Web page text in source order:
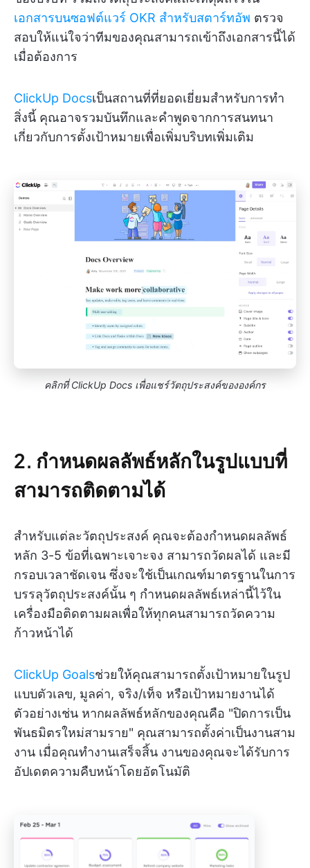
เอกสารบนซอฟต์แวร์ OKR สำหรับสตาร์ทอัพ ตรวจ
สอบให้แน่ใจว่าทีมของคุณสามารถเข้าถึงเอกสารนี้ได้
เมื่อต้องการ
ClickUp Docsเป็นสถานที่ที่ยอดเยี่ยมสำหรับการทำ
สิ่งนี้ คุณอาจรวมบันทึกและคำพูดจากการสนทนา
เกี่ยวกับการตั้งเป้าหมายเพื่อเพิ่มบริบทเพิ่มเติม
คลิกที่ ClickUp Docs เพื่อแชร์วัตถุประสงค์ขององค์กร
2. กำหนดผลลัพธ์หลักในรูปแบบที่
สามารถติดตามได้
สำหรับแต่ละวัตถุประสงค์ คุณจะต้องกำหนดผลลัพธ์
หลัก 3-5 ข้อที่เฉพาะเจาะจง สามารถวัดผลได้ และมี
กรอบเวลาชัดเจน ซึ่งจะใช้เป็นเกณฑ์มาตรฐานในการ
บรรลุวัตถุประสงค์นั้น ๆ กำหนดผลลัพธ์เหล่านี้ไว้ใน
เครื่องมือติดตามผลเพื่อให้ทุกคนสามารถวัดความ
ก้าวหน้าได้
ClickUp Goalsช่วยให้คุณสามารถตั้งเป้าหมายในรูป
แบบตัวเลข, มูลค่า, จริง/เท็จ หรือเป้าหมายงานได้
ตัวอย่างเช่น หากผลลัพธ์หลักของคุณคือ "ปิดการเป็น
พันธมิตรใหม่สามราย" คุณสามารถตั้งค่าเป็นงานสาม
งาน เมื่อคุณทำงานเสร็จสิ้น งานของคุณจะได้รับการ
อัปเดตความคืบหน้าโดยอัตโนมัติ